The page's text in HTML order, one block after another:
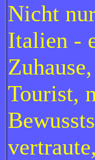
Nicht
Italien -
Tourist,